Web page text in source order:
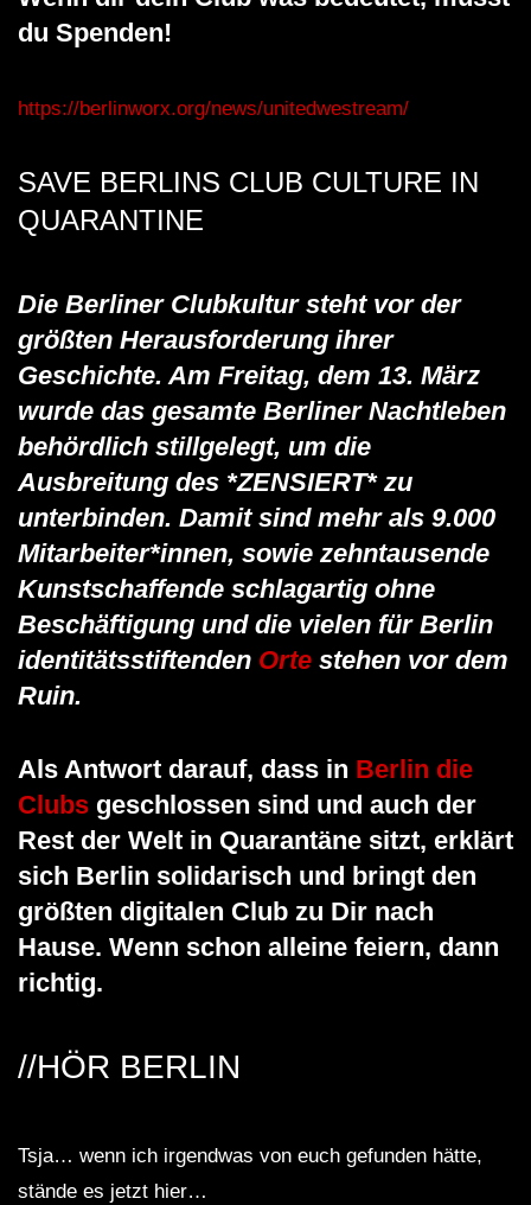
du Spenden!
https://berlinworx.org/news/unitedwestream/
SAVE BERLINS CLUB CULTURE IN
QUARANTINE
Die Berliner Clubkultur steht vor der
größten Herausforderung ihrer
Geschichte. Am Freitag, dem 13. März
wurde das gesamte Berliner Nachtleben
behördlich stillgelegt, um die
Ausbreitung des *ZENSIERT* zu
unterbinden. Damit sind mehr als 9.000
Mitarbeiter*innen, sowie zehntausende
Kunstschaffende schlagartig ohne
Beschäftigung und die vielen für Berlin
identitätsstiftenden Orte stehen vor dem
Ruin.
Als Antwort darauf, dass in Berlin die
Clubs geschlossen sind und auch der
Rest der Welt in Quarantäne sitzt, erklärt
sich Berlin solidarisch und bringt den
größten digitalen Club zu Dir nach
Hause. Wenn schon alleine feiern, dann
richtig.
//HÖR BERLIN
Tsja… wenn ich irgendwas von euch gefunden hätte,
stände es jetzt hier…